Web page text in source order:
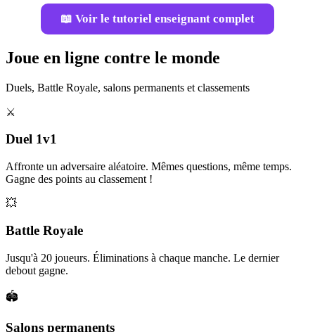
📖 Voir le tutoriel enseignant complet
Joue en ligne contre le monde
Duels, Battle Royale, salons permanents et classements
⚔️
Duel 1v1
Affronte un adversaire aléatoire. Mêmes questions, même temps.
Gagne des points au classement !
💥
Battle Royale
Jusqu'à 20 joueurs. Éliminations à chaque manche. Le dernier
debout gagne.
🏟️
Salons permanents